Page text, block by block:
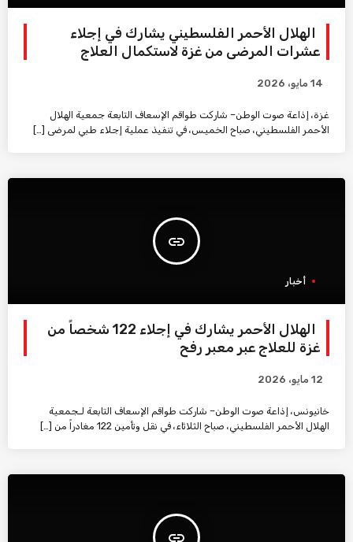
الهلال الأحمر الفلسطيني يشارك في إجلاء
عشرات المرضى من غزة لاستكمال العلاج
14 مايو، 2026
غزة، إذاعة صوت الوطن– شاركت طواقم الإسعاف التابعة جمعية الهلال
الأحمر الفلسطيني، صباح الخميس، في تنفيذ عملية إجلاء طبي لمرضى […]
insert_link
أخبار
الهلال الأحمر يشارك في إجلاء 122 شخصاً من
غزة للعلاج عبر معبر رفح
12 مايو، 2026
خانيونس، إذاعة صوت الوطن– شاركت طواقم الإسعاف التابعة لـجمعية
الهلال الأحمر الفلسطيني، صباح الثلاثاء، في نقل وتأمين 122 مغادراً من […]
insert_link